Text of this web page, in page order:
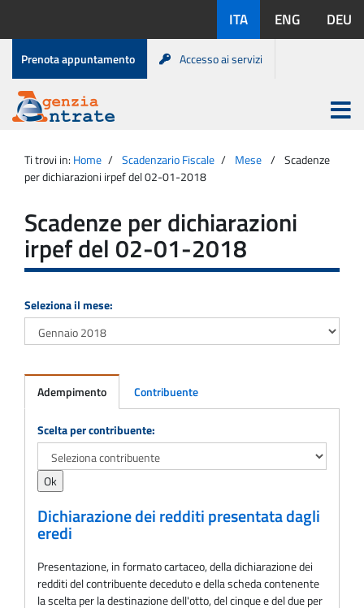
contenuto
disponibili:
ITA ENG DEU
Menu
di
servizio
Prenota appuntamento Accesso ai servizi
Agenzia
Entrate
Apri
menu
principale
Ti trovi in: Home Scadenzario Fiscale Mese
Scadenze
per dichiarazioni irpef del 02-01-2018
Scadenze per dichiarazioni
irpef del 02-01-2018
Seleziona il mese:
Adempimento Contribuente
Adempimento
Scelta per contribuente:
Dichiarazione dei redditi presentata dagli
eredi
Presentazione, in formato cartaceo, della dichiarazione dei
redditi del contribuente deceduto e della scheda contenente
la scelta per la destinazione dell'otto, del cinque e del due per